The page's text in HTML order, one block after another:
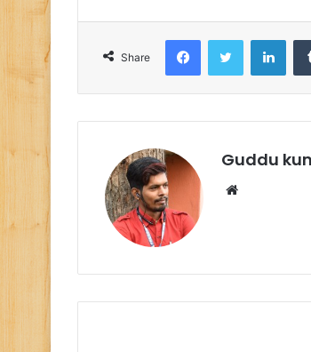
c
e
o
o
k
itt
er
ai
l
at
s
A
p
p
ar
e
Share
FacebookTwitter
Guddu
Website